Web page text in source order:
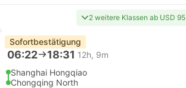
2 weitere Klassen ab USD 95
Sofortbestätigung
06:22 18:31 12h, 9m
Shanghai Hongqiao
Chongqing North